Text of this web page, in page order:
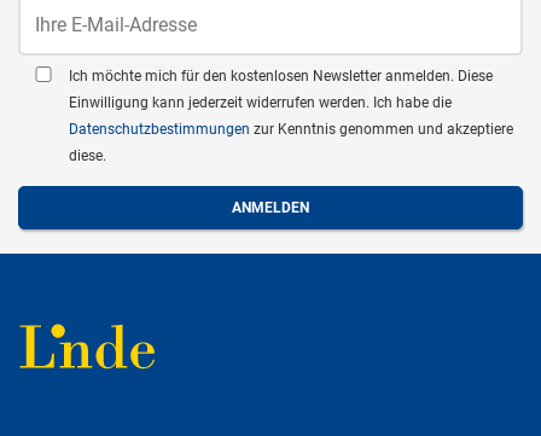
Ich möchte mich für den kostenlosen Newsletter anmelden. Diese
Einwilligung kann jederzeit widerrufen werden. Ich habe die
Datenschutzbestimmungen zur Kenntnis genommen und akzeptiere
diese.